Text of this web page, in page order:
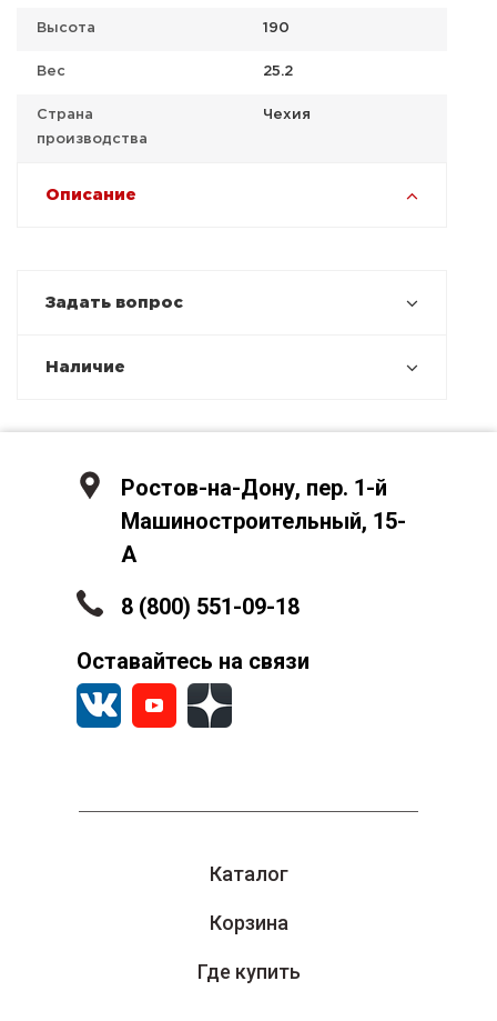
Высота 190
Вес 25.2
Страна
производства
Чехия
Описание
Задать вопрос
Наличие
Каталог
Корзина
Где купить
Ростов-на-Дону, пер. 1-й
Машиностроительный, 15-
А
8 (800) 551-09-18
Оставайтесь на связи